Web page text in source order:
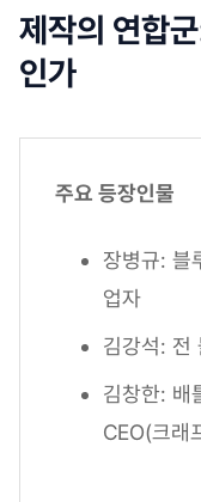
제작의 연합
인가
주요 등장인물
장병규: 블
업자
김강석: 전
김창한: 배
CEO(크래